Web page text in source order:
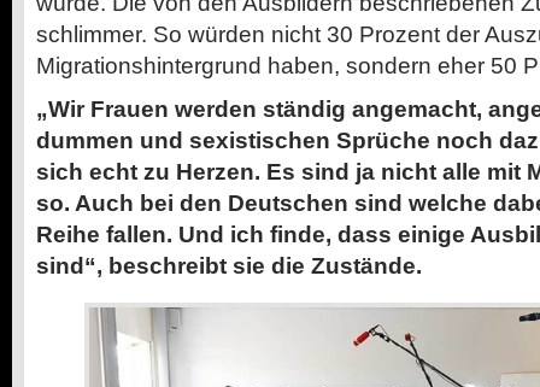
schlimmer. So würden nicht 30 Prozent der
Migrationshintergrund haben, sondern eher 50
„Wir Frauen werden ständig angemacht,
dummen und sexistischen Sprüche noch
sich echt zu Herzen. Es sind ja nicht alle mit
so. Auch bei den Deutschen sind welche
Reihe fallen. Und ich finde, dass einige
sind“, beschreibt sie die Zustände.